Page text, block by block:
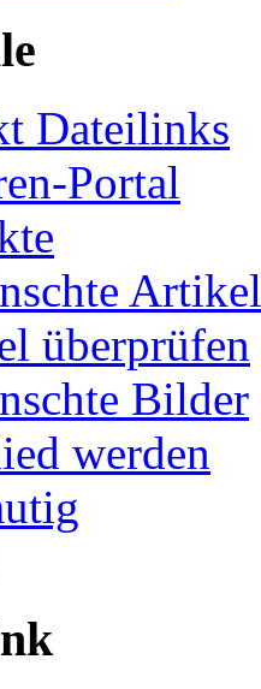
Dateilinks
Portal
Artikel
überprüfen
Bilder
werden